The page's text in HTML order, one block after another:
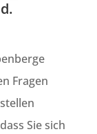
Fragen
Sie sich